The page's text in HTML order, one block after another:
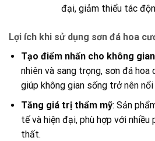
đại, giảm thiểu tác
Lợi ích khi sử dụng sơn đá hoa
Tạo điểm nhấn cho không
nhiên và sang trọng, sơn đá hoa
giúp không gian sống trở nên
Tăng giá trị thẩm mỹ: Sản
tế và hiện đại, phù hợp với
thất.